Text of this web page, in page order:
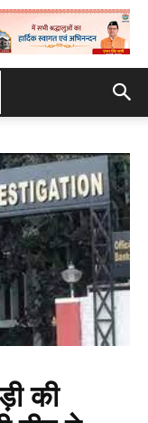
की